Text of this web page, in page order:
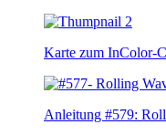
Karte zum InColor-
Anleitung #579: